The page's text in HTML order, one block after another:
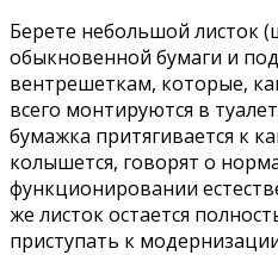
Берете небольшой листок
обыкновенной бумаги и
вентрешеткам, которые,
всего монтируются в
бумажка притягивается к
колышется, говорят о
функционировании
же листок остается
приступать к